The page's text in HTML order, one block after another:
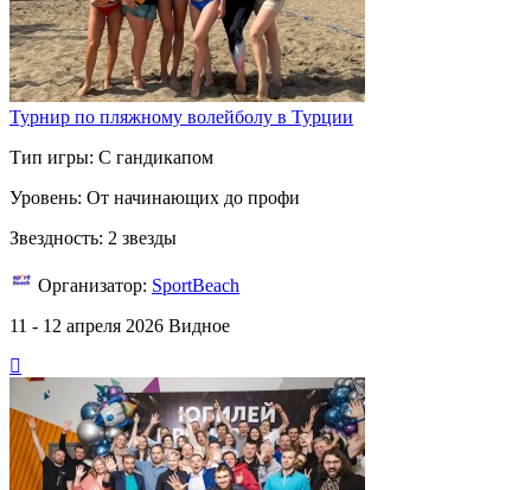
Турнир по пляжному волейболу в Турции
Тип игры: С гандикапом
Уровень: От начинающих до профи
Звездность: 2 звезды
Организатор: SportBeach
11 - 12 апреля 2026 Видное